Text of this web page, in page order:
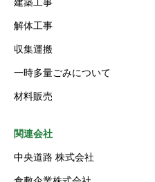
建築工事
解体工事
収集運搬
一時多量ごみについて
材料販売
関連会社
中央道路 株式会社